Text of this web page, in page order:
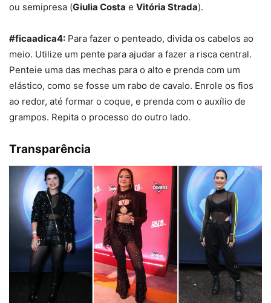
ou semipresa (Giulia Costa e Vitória Strada).
#ficaadica4: Para fazer o penteado, divida os cabelos ao
meio. Utilize um pente para ajudar a fazer a risca central.
Penteie uma das mechas para o alto e prenda com um
elástico, como se fosse um rabo de cavalo. Enrole os fios
ao redor, até formar o coque, e prenda com o auxílio de
grampos. Repita o processo do outro lado.
Transparência